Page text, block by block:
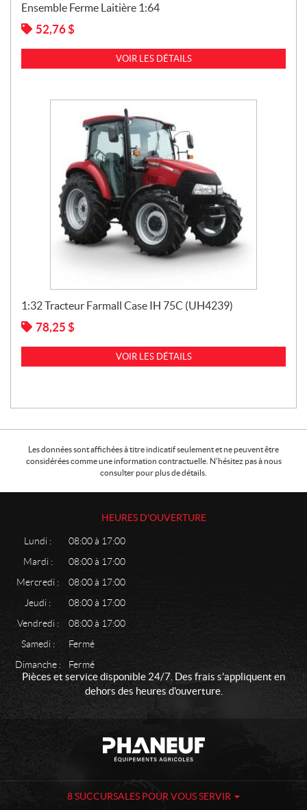
Ensemble Ferme Laitière 1:64
52,76$
VOIR LES DÉTAILS
1:32 Tracteur Farmall Case IH 75C (UH4239)
78,25 $
VOIR LES DÉTAILS
Les données sont affichées à titre indicatif seulement et ne peuvent être
considérées comme une information contractuelle. N'hésitez pas à nous
consulter pour plus de détails.
HEURES D'OUVERTURE
Lundi :
08:00 à 17:00
Mardi :
08:00 à 17:00
Mercredi :
08:00 à 17:00
Jeudi :
08:00 à 17:00
Vendredi :
08:00 à 17:00
Samedi :
Fermé
Dimanche :
Fermé
Pièces et service disponible 24/7. Des frais s'appliquent en
dehors des heures d'ouverture.
t
n
8 SUCCURSALES POUR VOUS SERVIR